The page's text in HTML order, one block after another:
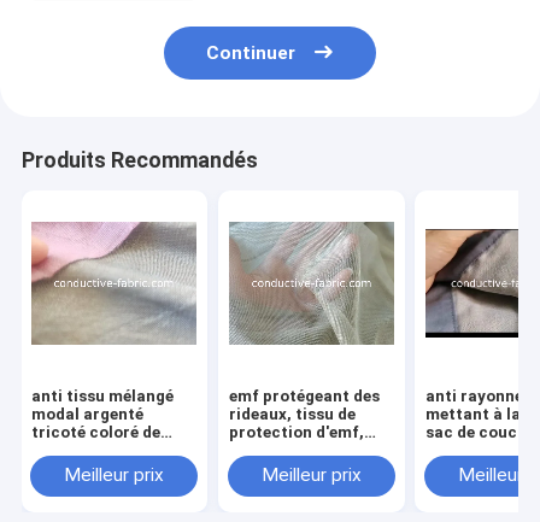
Continuer
Produits Recommandés
anti tissu mélangé
modal argenté
tricoté coloré de
l'habillement
Meilleur prix
emf protégeant des
rideaux, tissu de
protection d'emf,
moustiquaire de
rayonnement d'EMR,
Meilleur prix
anti
mettant à la
sac de
Meilleur